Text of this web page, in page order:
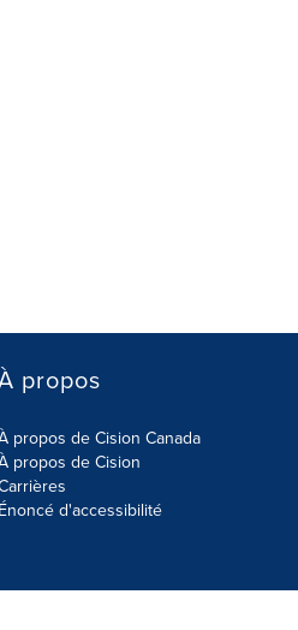
propos
propos de Cision Canada
propos de Cision
Énoncé d'accessibilité